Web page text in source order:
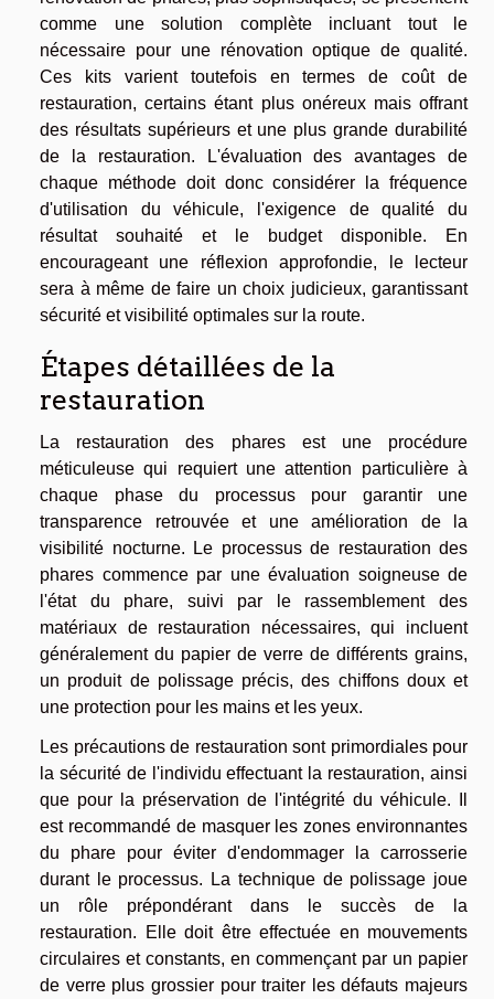
comme une solution complète incluant tout le
nécessaire pour une rénovation optique de qualité.
Ces kits varient toutefois en termes de coût de
restauration, certains étant plus onéreux mais offrant
des résultats supérieurs et une plus grande durabilité
de la restauration. L'évaluation des avantages de
chaque méthode doit donc considérer la fréquence
d'utilisation du véhicule, l'exigence de qualité du
résultat souhaité et le budget disponible. En
encourageant une réflexion approfondie, le lecteur
sera à même de faire un choix judicieux, garantissant
sécurité et visibilité optimales sur la route.
Étapes détaillées de la
restauration
La restauration des phares est une procédure
méticuleuse qui requiert une attention particulière à
chaque phase du processus pour garantir une
transparence retrouvée et une amélioration de la
visibilité nocturne. Le processus de restauration des
phares commence par une évaluation soigneuse de
l'état du phare, suivi par le rassemblement des
matériaux de restauration nécessaires, qui incluent
généralement du papier de verre de différents grains,
un produit de polissage précis, des chiffons doux et
une protection pour les mains et les yeux.
Les précautions de restauration sont primordiales pour
la sécurité de l'individu effectuant la restauration, ainsi
que pour la préservation de l'intégrité du véhicule. Il
est recommandé de masquer les zones environnantes
du phare pour éviter d'endommager la carrosserie
durant le processus. La technique de polissage joue
un rôle prépondérant dans le succès de la
restauration. Elle doit être effectuée en mouvements
circulaires et constants, en commençant par un papier
de verre plus grossier pour traiter les défauts majeurs